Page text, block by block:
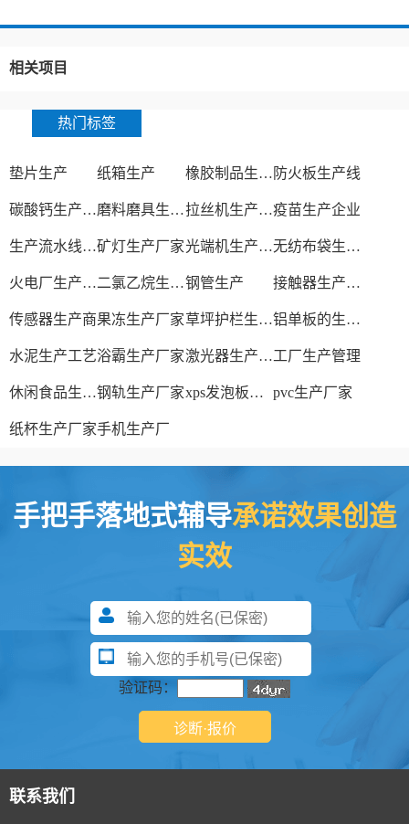
相关项目
热门标签
垫片生产 纸箱生产 橡胶制品生产厂 防火板生产线
碳酸钙生产设备 磨料磨具生产厂家 拉丝机生产厂家疫苗生产企业
生产流水线设备矿灯生产厂家 光端机生产厂家 无纺布袋生产厂家
火电厂生产过程 二氯乙烷生产厂家钢管生产 接触器生产厂家
传感器生产商果冻生产厂家 草坪护栏生产厂家 铝单板的生产厂家
水泥生产工艺浴霸生产厂家 激光器生产厂家工厂生产管理
休闲食品生产线钢轨生产厂家 xps发泡板材生产线 pvc生产厂家
纸杯生产厂家手机生产厂
手把手落地式辅导承诺效果创造
实效
验证码：
联系我们